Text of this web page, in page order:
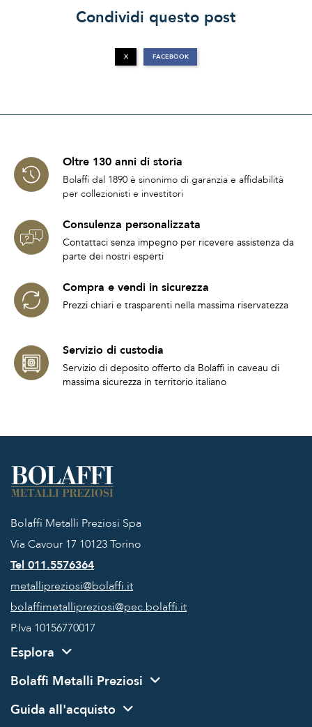
Condividi questo post
X FACEBOOK
Oltre 130 anni di storia
Bolaffi dal 1890 è sinonimo di garanzia e affidabilità
per collezionisti e investitori
Consulenza personalizzata
Contattaci senza impegno per ricevere assistenza da
parte dei nostri esperti
Compra e vendi in sicurezza
Prezzi chiari e trasparenti nella massima riservatezza
Servizio di custodia
Servizio di deposito offerto da Bolaffi in caveau di
massima sicurezza in territorio italiano
Bolaffi Metalli Preziosi Spa
Via Cavour 17 10123 Torino
Tel 011.5576364
metallipreziosi@bolaffi.it
bolaffimetallipreziosi@pec.bolaffi.it
P.Iva 10156770017
Esplora
Bolaffi Metalli Preziosi
Guida all'acquisto